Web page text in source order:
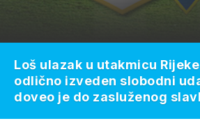
Loš ulazak u utakmicu
odlično izveden slobodni
doveo je do zasluženog